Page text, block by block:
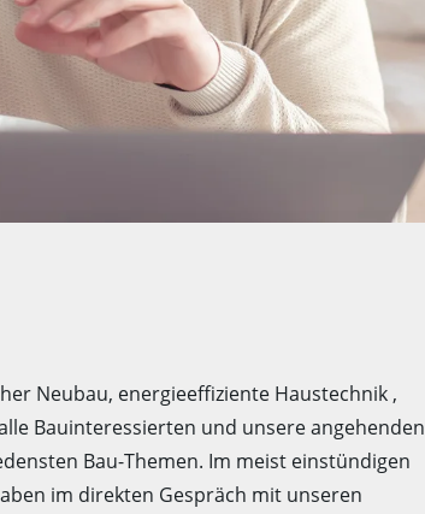
Neubau, energieeffiziente Haustechnik ,
Bauinteressierten und unsere angehenden
Bau-Themen. Im meist einstündigen
im direkten Gespräch mit unseren